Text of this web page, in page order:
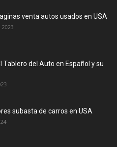
venta autos usados en USA
Tablero del Auto en Español y su
subasta de carros en USA